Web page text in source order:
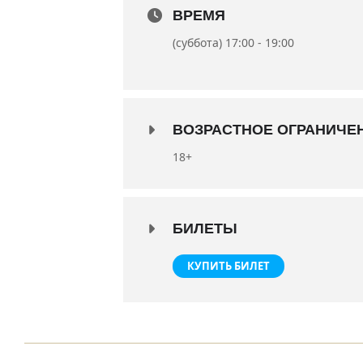
В ролях: заслуженные артисты
Премьера состоялась 20 сентября
ВРЕМЯ
(суббота) 17:00 - 19:00
ВОЗРАСТНОЕ
18+
БИЛЕТЫ
КУПИТЬ БИЛЕТ